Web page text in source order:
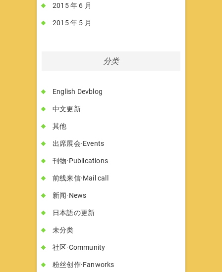
2015 年 6 月
2015 年 5 月
分类
English Devblog
中文更新
其他
出席展会·Events
刊物·Publications
前线来信·Mail call
新闻·News
日本語の更新
未分类
社区·Community
粉丝创作·Fanworks